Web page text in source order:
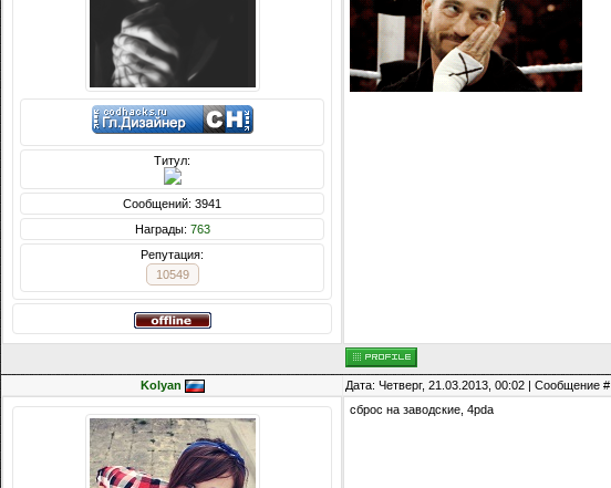
Титул:
Сообщений: 3941
Награды: 763
Репутация:
10549
Kolyan Дата: Четверг, 21.03.2013, 00:02 | Сообщение #
сброс на заводские, 4pda